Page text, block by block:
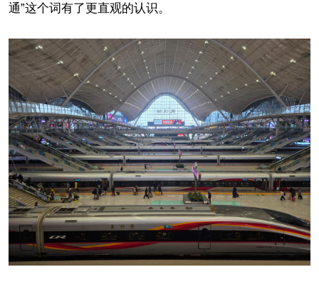
通”这个词有了更直观的认识。